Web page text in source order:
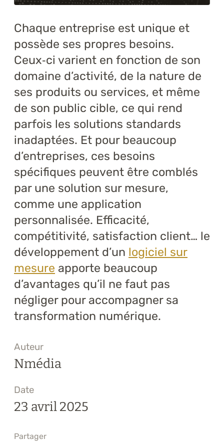
Nous joindre
Chaque entreprise est unique et
possède ses propres besoins.
Ceux‑ci varient en fonction de son
domaine d’activité, de la nature de
ses produits ou services, et même
de son public cible, ce qui rend
parfois les solutions standards
inadaptées. Et pour beaucoup
d’entreprises, ces besoins
spécifiques peuvent être comblés
par une solution sur mesure,
comme une application
personnalisée. Efficacité,
compétitivité, satisfaction client… le
développement d’un logiciel sur
mesure apporte beaucoup
d’avantages qu’il ne faut pas
négliger pour accompagner sa
transformation numérique.
Auteur
Nmédia
Date
23 avril 2025
Partager